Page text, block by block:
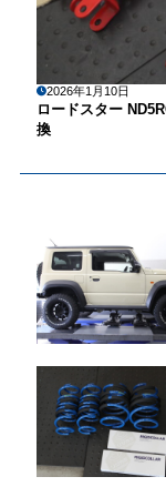
2026年1月10日
ロードスター
換